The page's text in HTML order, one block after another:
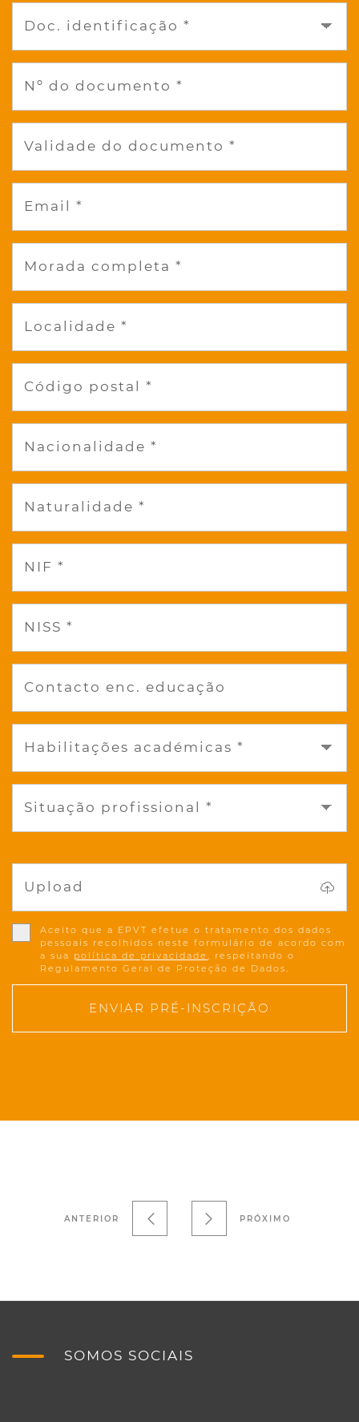
Doc. identificação *
Nº do documento *
Validade do documento *
Email *
Morada completa *
Localidade *
Código postal *
Nacionalidade *
Naturalidade *
NIF *
NISS *
Contacto enc. educação
Habilitações académicas *
Situação profissional *
Upload
Aceito que a EPVT efetue o tratamento dos dados
pessoais recolhidos neste formulário de acordo com
a sua política de privacidade , respeitando o
Regulamento Geral de Proteção de Dados.
ENVIAR PRÉ-INSCRIÇÃO
ANTERIOR PRÓXIMO
SOMOS SOCIAIS